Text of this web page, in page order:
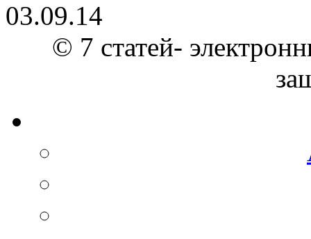
03.09.14
© 7 статей-